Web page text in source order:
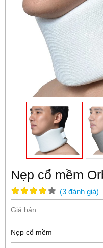
Nẹp cổ mềm
(3 đánh giá)
Giá bán :
Nẹp cổ mềm